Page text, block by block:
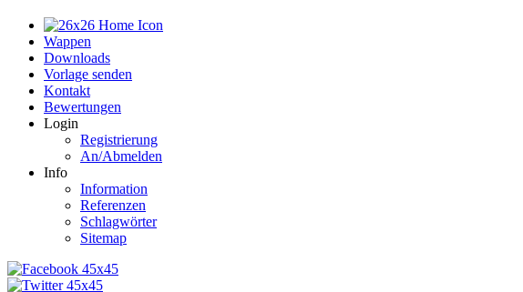
Wappen
Downloads
Vorlage senden
Kontakt
Bewertungen
Login
Registrierung
An/Abmelden
Info
Information
Referenzen
Schlagwörter
Sitemap